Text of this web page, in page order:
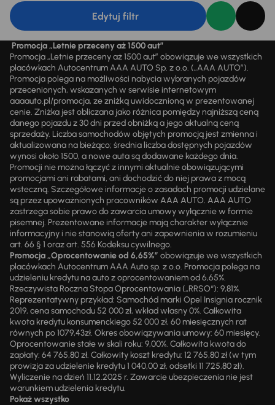
Edytuj filtr
Promocja „Letnie przeceny aż 1500 aut”
Promocja „Letnie przeceny aż 1500 aut” obowiązuje we wszystkich
placówkach Autocentrum AAA AUTO Sp. z o.o. („AAA AUTO”).
Promocja polega na możliwości nabycia wybranych pojazdów
przecenionych, wskazanych w serwisie internetowym
aaaauto.pl/promocja, ze zniżką uwidocznioną w prezentowanej
cenie. Zniżka jest obliczana jako różnica pomiędzy najniższą ceną
danego pojazdu z 30 dni przed obniżką a jego aktualną ceną
sprzedaży. Liczba samochodów objętych promocją jest zmienna i
aktualizowana na bieżąco; średnia liczba dostępnych pojazdów
wynosi około 1500, a nowe auta są dodawane każdego dnia.
Promocji nie można łączyć z innymi aktualnie obowiązującymi
promocjami ani rabatami, ani dochodzić do niej prawa z mocą
wsteczną. Szczegółowe informacje o zasadach promocji udzielane
są przez upoważnionych pracowników AAA AUTO. AAA AUTO
zastrzega sobie prawo do zawarcia umowy wyłącznie w formie
pisemnej. Prezentowane informacje mają charakter wyłącznie
informacyjny i nie stanowią oferty ani zapewnienia w rozumieniu
art. 66 § 1 oraz art. 556 Kodeksu cywilnego.
Promocja „Oprocentowanie od 6,65%” obowiązuje we wszystkich
placówkach Autocentrum AAA Auto sp. z o.o. Promocja polega na
udzieleniu kredytu na auto z oprocentowaniem od 6,65%.
Rzeczywista Roczna Stopa Oprocentowania („RRSO“): 9,81%.
Reprezentatywny przykład: Samochód marki Opel Insignia rocznik
2019, cena samochodu 52 000 zł, wkład własny 0%. Całkowita
kwota kredytu konsumenckiego 52 000 zł, 60 miesięcznych rat
równych po 1079,43zł. Okres obowiązywania umowy: 60 miesięcy.
Oprocentowanie stałe w skali roku: 9,00%. Całkowita kwota do
zapłaty: 64 765,80 zł. Całkowity koszt kredytu: 12 765,80 zł (w tym
prowizja za udzielenie kredytu 1 040,00 zł, odsetki 11 725,80 zł).
Wyliczenie na dzień 11.12.2025 r. Zawarcie ubezpieczenia nie jest
warunkiem udzielenia kredytu.
Pokaż wszystko